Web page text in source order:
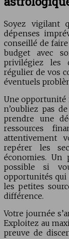
Soyez vigilant
dépenses
conseillé de
budget avec
privilégiez les
régulier de vos
éventuels
Une opportunité
n’oubliez pas
prendre une
ressources
attentivement
repérer les
économies. Un
possible si
opportunités qui
les petites
différence.
Votre journée
Exploitez au
preuve de